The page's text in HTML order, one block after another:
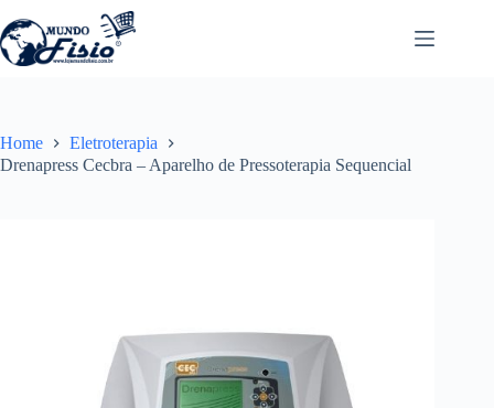
para
o
conteúdo
Home
Eletroterapia
Drenapress Cecbra – Aparelho de Pressoterapia Sequencial